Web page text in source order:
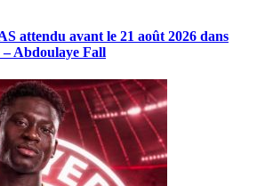
attendu avant le 21 août 2026 dans
Abdoulaye Fall